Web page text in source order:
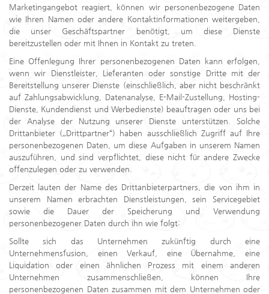
Marketingangebot reagiert, können wir personenbezogene Daten
wie Ihren Namen oder andere Kontaktinformationen weitergeben,
die unser Geschäftspartner benötigt, um diese Dienste
bereitzustellen oder mit Ihnen in Kontakt zu treten.
Eine Offenlegung Ihrer personenbezogenen Daten kann erfolgen,
wenn wir Dienstleister, Lieferanten oder sonstige Dritte mit der
Bereitstellung unserer Dienste (einschließlich, aber nicht beschränkt
auf Zahlungsabwicklung, Datenanalyse, E-Mail-Zustellung, Hosting-
Dienste, Kundendienst und Werbedienste) beauftragen oder uns bei
der Analyse der Nutzung unserer Dienste unterstützen. Solche
Drittanbieter („Drittpartner“) haben ausschließlich Zugriff auf Ihre
personenbezogenen Daten, um diese Aufgaben in unserem Namen
auszuführen, und sind verpflichtet, diese nicht für andere Zwecke
offenzulegen oder zu verwenden.
Derzeit lauten der Name des Drittanbieterpartners, die von ihm in
unserem Namen erbrachten Dienstleistungen, sein Servicegebiet
sowie die Dauer der Speicherung und Verwendung
personenbezogener Daten durch ihn wie folgt:
Sollte sich das Unternehmen zukünftig durch eine
Unternehmensfusion, einen Verkauf, eine Übernahme, eine
Liquidation oder einen ähnlichen Prozess mit einem anderen
Unternehmen zusammenschließen, können Ihre
personenbezogenen Daten zusammen mit dem Unternehmen oder